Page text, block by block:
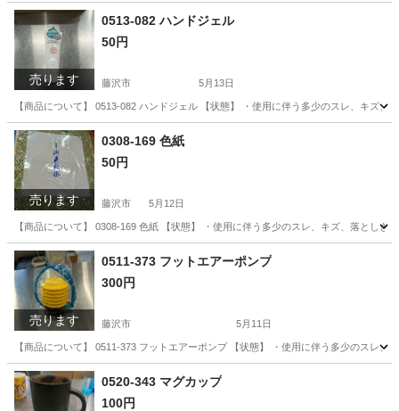
売ります
0513-082 ハンドジェル
50円
藤沢市 5月13日
【商品について】 0513-082 ハンドジェル 【状態】 ・使用に伴う多少のスレ、キズ
神奈川 藤沢市 リユース
売ります
0308-169 色紙
50円
藤沢市 5月12日
【商品について】 0308-169 色紙 【状態】 ・使用に伴う多少のスレ、キズ、落とし
神奈川 藤沢市 リユース
売ります
0511-373 フットエアーポンプ
300円
藤沢市 5月11日
【商品について】 0511-373 フットエアーポンプ 【状態】 ・使用に伴う多少のスレ
神奈川 藤沢市 リユース
0520-343 マグカップ
100円